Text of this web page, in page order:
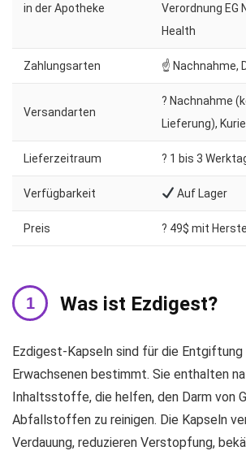
in der Apotheke
Verordnung EG
Health
Zahlungsarten ☝ Nachnahme,
Versandarten
? Nachnahme
Lieferung),
Lieferzeitraum ?️ 1 bis 3
Verfügbarkeit Auf Lager
Preis ? 49$ mit
Was ist Ezdigest?
Ezdigest-Kapseln sind für die Entgiftung
Erwachsenen bestimmt. Sie enthalten
Inhaltsstoffe, die helfen, den Darm von
Abfallstoffen zu reinigen. Die Kapseln
Verdauung, reduzieren Verstopfung,